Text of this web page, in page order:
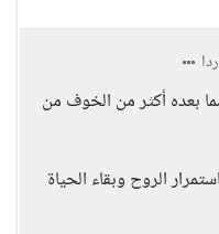
بعده أكثر من الخوف من
الروح وبقاء الحياة